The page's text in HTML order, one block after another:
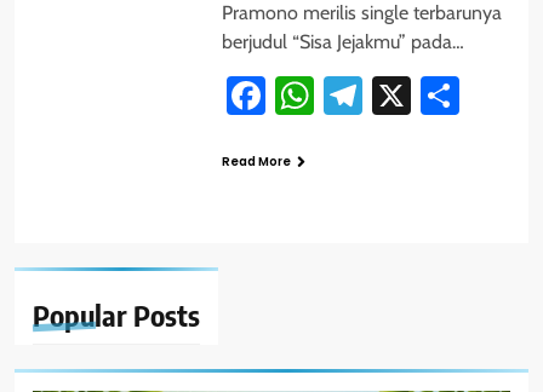
Popular Posts
Pramono merilis single terbarunya
berjudul “Sisa Jejakmu” pada…
Facebook
WhatsApp
Telegram
X
Read More